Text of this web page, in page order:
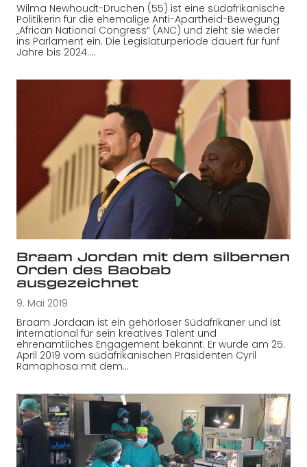
Wilma Newhoudt-Druchen (55) ist eine südafrikanische
Politikerin für die ehemalige Anti-Apartheid-Bewegung
„African National Congress“ (ANC) und zieht sie wieder
ins Parlament ein. Die Legislaturperiode dauert für fünf
Jahre bis 2024.…
Braam Jordan mit dem silbernen
Orden des Baobab
ausgezeichnet
9. Mai 2019
Braam Jordaan ist ein gehörloser Südafrikaner und ist
international für sein kreatives Talent und
ehrenamtliches Engagement bekannt. Er wurde am 25.
April 2019 vom südafrikanischen Präsidenten Cyril
Ramaphosa mit dem…